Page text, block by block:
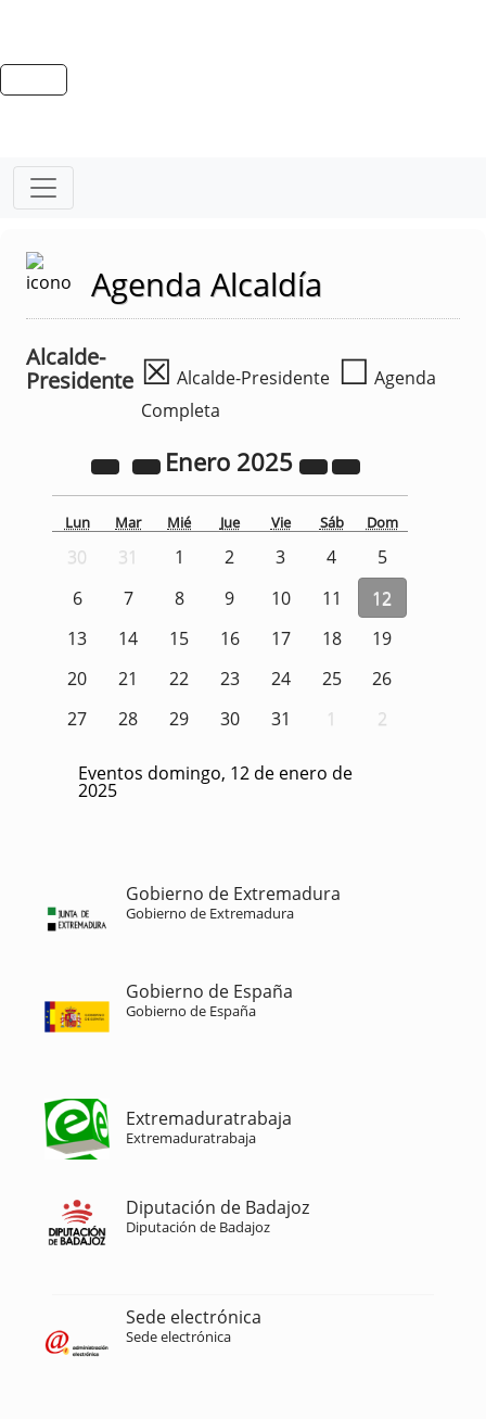
Agenda Alcaldía
Alcalde-
Presidente ☒ Alcalde-Presidente ☐ Agenda
Completa
Enero 2025
Lun Mar Mié Jue Vie Sáb Dom
30 31 1 2 3 4
5
6
7 8 9 10 11
12
13
14 15 16 17 18
19
20
21 22 23 24 25
26
27
28 29 30 31 1 2
Eventos domingo, 12 de enero de
2025
Gobierno de Extremadura
Gobierno de Extremadura
Gobierno de España
Gobierno de España
Extremaduratrabaja
Extremaduratrabaja
Diputación de Badajoz
Diputación de Badajoz
Sede electrónica
Sede electrónica